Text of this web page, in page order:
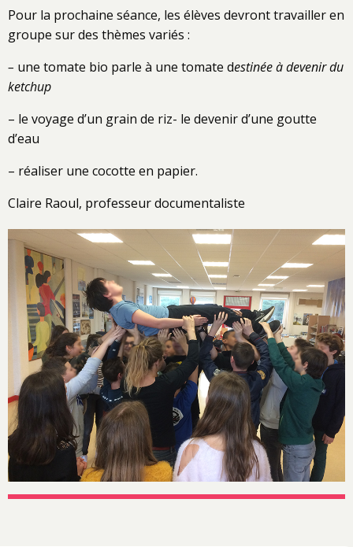
Pour la prochaine séance, les élèves devront travailler en
groupe sur des thèmes variés :
– une tomate bio parle à une tomate destinée à devenir du
ketchup
– le voyage d’un grain de riz- le devenir d’une goutte
d’eau
– réaliser une cocotte en papier.
Claire Raoul, professeur documentaliste